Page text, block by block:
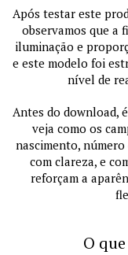
Após testar este
observamos que a
iluminação e
e este modelo foi
nível de
Antes do download,
veja como os
nascimento,
com clareza, e
reforçam a
O